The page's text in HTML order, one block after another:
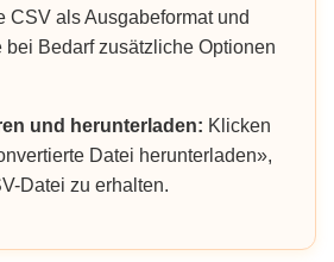
CSV als Ausgabeformat und
bei Bedarf zusätzliche Optionen
und herunterladen: Klicken
Datei herunterladen»,
Datei zu erhalten.